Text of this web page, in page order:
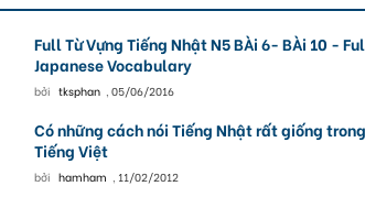
Full Từ Vựng Tiếng Nhật N5 BÀi 6- BÀi 10 -
Japanese Vocabulary
bởi tksphan 05/06/2016
Có những cách nói Tiếng Nhật rất giống trong
Tiếng Việt
bởi hamham 11/02/2012